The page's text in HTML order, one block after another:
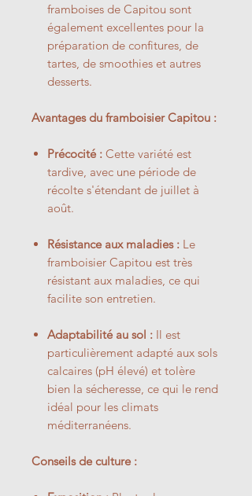
framboises de Capitou sont
également excellentes pour la
préparation de confitures, de
tartes, de smoothies et autres
desserts.
Avantages du framboisier Capitou :
Précocité : Cette variété est
tardive, avec une période de
récolte s'étendant de juillet à
août.
Résistance aux maladies : Le
framboisier Capitou est très
résistant aux maladies, ce qui
facilite son entretien.
Adaptabilité au sol : Il est
particulièrement adapté aux sols
calcaires (pH élevé) et tolère
bien la sécheresse, ce qui le rend
idéal pour les climats
méditerranéens.
Conseils de culture :